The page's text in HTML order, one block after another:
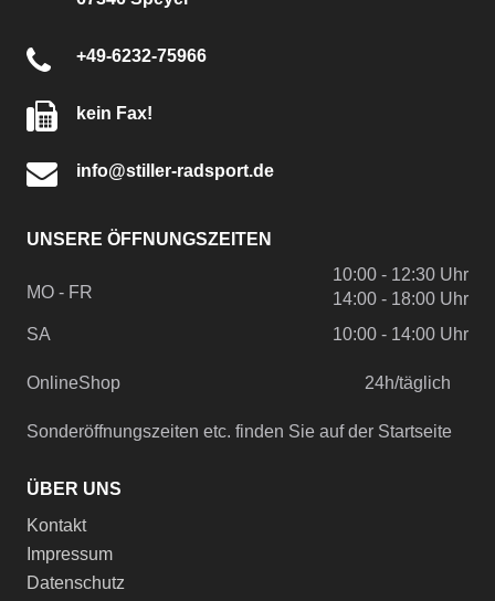
+49-6232-75966
kein Fax!
info@stiller-radsport.de
UNSERE ÖFFNUNGSZEITEN
MO - FR
10:00 - 12:30 Uhr
14:00 - 18:00 Uhr
SA
10:00 - 14:00 Uhr
OnlineShop 24h/täglich
Sonderöffnungszeiten etc. finden Sie auf der Startseite
ÜBER UNS
Kontakt
Impressum
Datenschutz